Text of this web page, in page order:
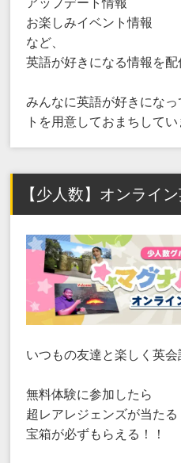
お楽しみイベント情報
など、
英語が好きになる情報を配
みんなに英語が好きにな
トを用意しておまちしてい
【少人数】オンライ
いつもの友達と楽しく英会
無料体験に参加したら
超レアレジェンズが当たる
宝箱が必ずもらえる！！